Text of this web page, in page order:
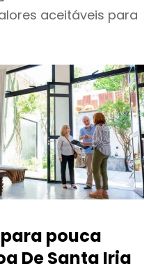
aceitáveis para
pouca
De Santa Iria